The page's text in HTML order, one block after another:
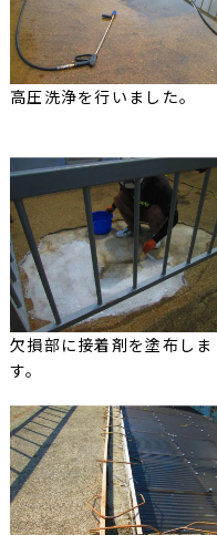
高圧洗浄を行いました。
欠損部に接着剤を塗布しま
す。